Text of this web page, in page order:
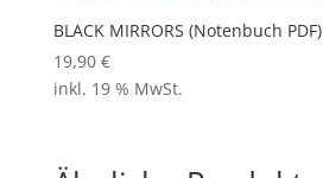
BLACK MIRRORS (Notenbuch PDF)
19,90 €
inkl. 19 % MwSt.